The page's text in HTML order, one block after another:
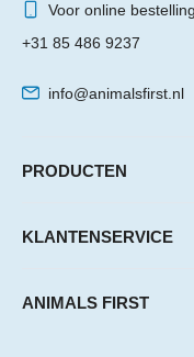
Voor online
+31 85 486 9237
info@animalsfirst.nl
PRODUCTEN
KLANTENSERVICE
ANIMALS FIRST